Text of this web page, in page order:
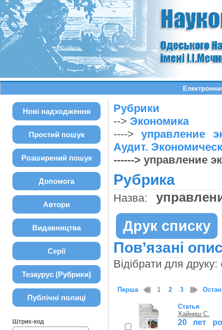
Нові надходження
Простий пошук
Розширений пошук
Допомога
Автори
Видавництва
Серії
Тезаурус (Рубрики)
Публічні полиці
Штрих-код
Рубрики
--> Экономика
---->управление
Аудит.
------> управление
Рубрика
Назва:
Друк списку
Пов’язані
Відібрати для друку:
Перша 1 2 3
Статья
Хайниш С.
20 лет